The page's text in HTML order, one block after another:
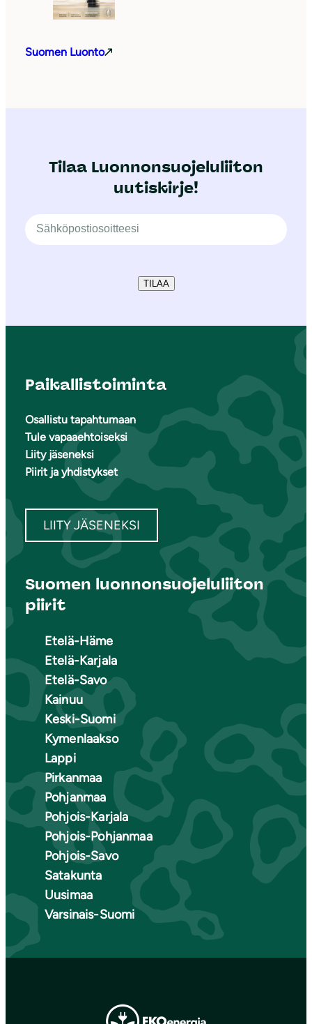
Suomen Luonto
Tilaa Luonnonsuojeluliiton
uutiskirje!
TILAA
Paikallistoiminta
Osallistu tapahtumaan
Tule vapaaehtoiseksi
Liity jäseneksi
Piirit ja yhdistykset
LIITY JÄSENEKSI
Suomen luonnonsuojeluliiton
piirit
Etelä-Häme
Etelä-Karjala
Etelä-Savo
Kainuu
Keski-Suomi
Kymenlaakso
Lappi
Pirkanmaa
Pohjanmaa
Pohjois-Karjala
Pohjois-Pohjanmaa
Pohjois-Savo
Satakunta
Uusimaa
Varsinais-Suomi